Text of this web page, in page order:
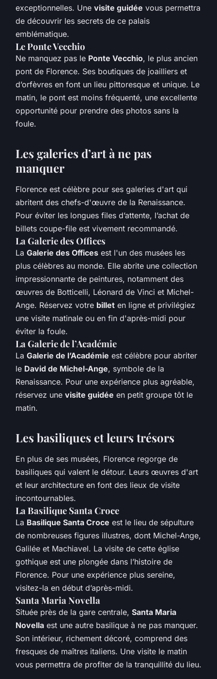
exceptionnelles. Une visite guidée vous permettra
de découvrir les secrets de ce palais
emblématique.
Le Ponte Vecchio
Ne manquez pas le Ponte Vecchio, le plus ancien
pont de Florence. Ses boutiques de joailliers et
d’orfèvres en font un lieu pittoresque et unique. Le
matin, le pont est moins fréquenté, une excellente
opportunité pour prendre des photos sans la
foule.
Les galeries d’art à ne pas
manquer
Florence est célèbre pour ses galeries d'art qui
abritent des chefs-d'œuvre de la Renaissance.
Pour éviter les longues files d’attente, l’achat de
billets coupe-file est vivement recommandé.
La Galerie des Offices
La Galerie des Offices est l'un des musées les
plus célèbres au monde. Elle abrite une collection
impressionnante de peintures, notamment des
œuvres de Botticelli, Léonard de Vinci et Michel-
Ange. Réservez votre billet en ligne et privilégiez
une visite matinale ou en fin d'après-midi pour
éviter la foule.
La Galerie de l’Académie
La Galerie de l’Académie est célèbre pour abriter
le David de Michel-Ange, symbole de la
Renaissance. Pour une expérience plus agréable,
réservez une visite guidée en petit groupe tôt le
matin.
Les basiliques et leurs trésors
En plus de ses musées, Florence regorge de
basiliques qui valent le détour. Leurs œuvres d'art
et leur architecture en font des lieux de visite
incontournables.
La Basilique Santa Croce
La Basilique Santa Croce est le lieu de sépulture
de nombreuses figures illustres, dont Michel-Ange,
Galilée et Machiavel. La visite de cette église
gothique est une plongée dans l’histoire de
Florence. Pour une expérience plus sereine,
visitez-la en début d’après-midi.
Santa Maria Novella
Située près de la gare centrale, Santa Maria
Novella est une autre basilique à ne pas manquer.
Son intérieur, richement décoré, comprend des
fresques de maîtres italiens. Une visite le matin
vous permettra de profiter de la tranquillité du lieu.